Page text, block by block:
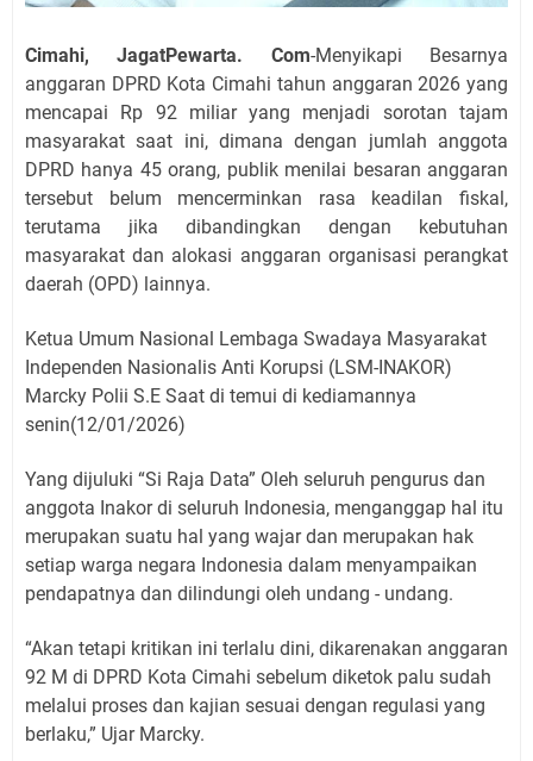
Cimahi, JagatPewarta. Com-Menyikapi Besarnya
anggaran DPRD Kota Cimahi tahun anggaran 2026 yang
mencapai Rp 92 miliar yang menjadi sorotan tajam
masyarakat saat ini, dimana dengan jumlah anggota
DPRD hanya 45 orang, publik menilai besaran anggaran
tersebut belum mencerminkan rasa keadilan fiskal,
terutama jika dibandingkan dengan kebutuhan
masyarakat dan alokasi anggaran organisasi perangkat
daerah (OPD) lainnya.
Ketua Umum Nasional Lembaga Swadaya Masyarakat
Independen Nasionalis Anti Korupsi (LSM-INAKOR)
Marcky Polii S.E Saat di temui di kediamannya
senin(12/01/2026)
Yang dijuluki “Si Raja Data” Oleh seluruh pengurus dan
anggota Inakor di seluruh Indonesia, menganggap hal itu
merupakan suatu hal yang wajar dan merupakan hak
setiap warga negara Indonesia dalam menyampaikan
pendapatnya dan dilindungi oleh undang - undang.
“Akan tetapi kritikan ini terlalu dini, dikarenakan anggaran
92 M di DPRD Kota Cimahi sebelum diketok palu sudah
melalui proses dan kajian sesuai dengan regulasi yang
berlaku,” Ujar Marcky.